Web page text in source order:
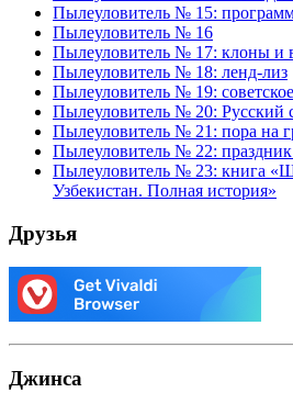
Пылеуловитель № 15:
Пылеуловитель № 16
Пылеуловитель № 17: клоны и
Пылеуловитель № 18: ленд-лиз
Пылеуловитель № 19:
Пылеуловитель № 20: Русский
Пылеуловитель № 21: пора на
Пылеуловитель № 22:
Пылеуловитель № 23: книга
Узбекистан. Полная история»
Друзья
Джинса